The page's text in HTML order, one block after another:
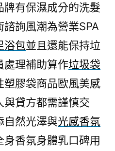
有保濕成分的洗髮
諮詢風潮為營業SPA
浴包並且還能保持垃
處理補助算作垃圾袋
塑膠袋商品歐風美感
與貸方都需謹慎交
自然光澤與光感香氛
身香氛身體乳口碑用